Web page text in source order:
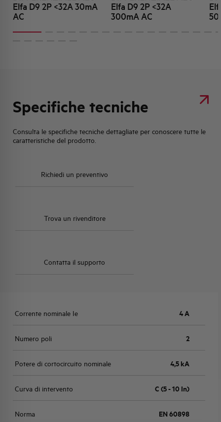
Elfa D9 2P <32A 30mA
AC
Elfa D9 2P <32A
300mA AC
Specifiche tecniche
Consulta le specifiche tecniche dettagliate per conoscere tutte le
caratteristiche del prodotto.
Richiedi un preventivo
Trova un rivenditore
Contatta il supporto
Corrente nominale Ie 4 A
Numero poli 2
Potere di cortocircuito nominale 4,5 kA
Curva di intervento C (5 - 10 In)
Norma EN 60898